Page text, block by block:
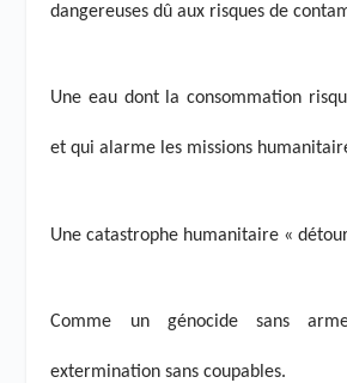
dangereuses dû aux risques de
Une eau dont la consommation
et qui alarme les missions
Une catastrophe humanitaire «
Comme un génocide sans
extermination sans coupables.